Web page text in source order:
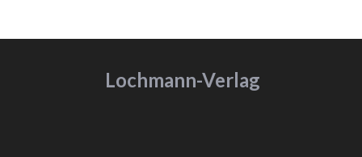
Lochmann-Verlag